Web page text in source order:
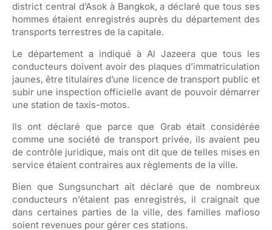
district central d’Asok à Bangkok, a déclaré que tous ses
hommes étaient enregistrés auprès du département des
transports terrestres de la capitale.
Le département a indiqué à Al Jazeera que tous les
conducteurs doivent avoir des plaques d’immatriculation
jaunes, être titulaires d’une licence de transport public et
subir une inspection officielle avant de pouvoir démarrer
une station de taxis-motos.
Ils ont déclaré que parce que Grab était considérée
comme une société de transport privée, ils avaient peu
de contrôle juridique, mais ont dit que de telles mises en
service étaient contraires aux règlements de la ville.
Bien que Sungsunchart ait déclaré que de nombreux
conducteurs n’étaient pas enregistrés, il craignait que
dans certaines parties de la ville, des familles mafioso
soient revenues pour gérer ces stations.